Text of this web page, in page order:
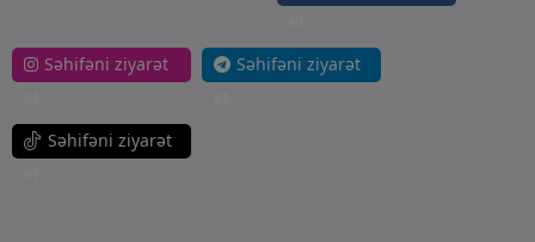
Səhifəni ziyarət
Səhifəni ziyarət
Səhifəni ziyarət